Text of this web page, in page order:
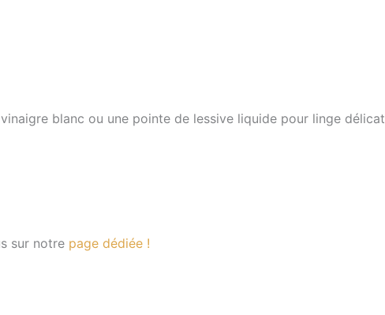
blanc ou une pointe de lessive liquide pour linge délicat
sur notre page dédiée !